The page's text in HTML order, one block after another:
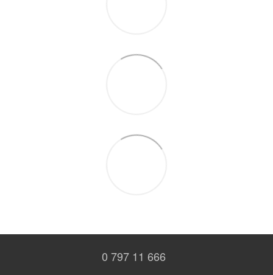
0 797 11 666